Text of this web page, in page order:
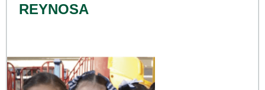
REYNOSA